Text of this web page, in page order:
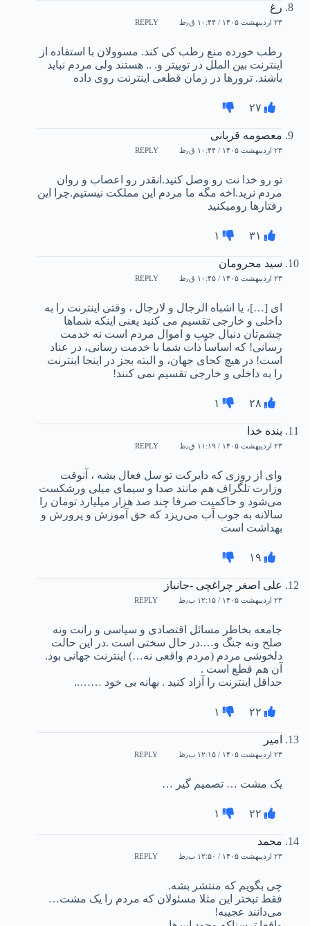
رغ
۲۳ اردیبهشت ۱۴۰۵ / ۱۰:۴۴ ق٫ظ REPLY
رطب خورده منع رطب کی کند. مسوولان با استفاده از
اینترنت بین الملل در توییتر و. .. هستند ولی مردم نباید
باشند. ترورها در زمان قطعی اینترنت روی داده
۲۷
معصومه قربانی
۲۳ اردیبهشت ۱۴۰۵ / ۱۰:۴۴ ق٫ظ REPLY
تو رو خدا نت رو وصل کنید.انقدر رو اعصاب و روان
مردم نرید.اخه مگه ما مردم این مملکت نیستیم.چرا این
رفتارها رو‌میکنید
۳۱ ۱
سید محرومان
۲۳ اردیبهشت ۱۴۰۵ / ۱۰:۴۵ ق٫ظ REPLY
ای […]، یا اشباه الرجال و لارجال ، وقتی اینترنت را به
داخلی و خارجی تقسیم می کنید یعنی اینکه شماها
چشم‌تان دنبال جیب و اموال مردم است نه خدمت
رسانی! که اساساً ذات شما با خدمت رسانی، در عناد
است! در هیچ کجای جهان، و البته بجز در اینجا اینترنت
را به داخلی و خارجی تقسیم نمی کنند!
۲۸ ۱
بنده خدا
۲۳ اردیبهشت ۱۴۰۵ / ۱۱:۱۹ ق٫ظ REPLY
وای از روزی که دایرکت تو سل فعال بشه ، آنوقت
وزارت تلگراف هم مانند صدا و سیمای میلی ورشکست
می‌شود و حاکمیت صرفا چند صد هزار میلیارد تومان را
سالانه به جوب آب می‌ریزد که حق آموزش و پرورش و
بهداشت است
۱۹
علی اصغر چراغچی -جانباز
۲۳ اردیبهشت ۱۴۰۵ / ۱۲:۱۵ ب٫ظ REPLY
جامعه بخاطر مسائل اقتصادی و سیاسی و رانت ونه
صلح ونه جنگ و….در حال سختی است .در این حالت
دلخوشی مردم (مردم واقعی نه…) اینترنت جهانی بود.
آن هم قطع است .
حداقل اینترنت را آزاد کنید . بهانه بی خود ……..
۲۲ ۱
امیر
۲۳ اردیبهشت ۱۴۰۵ / ۱۲:۱۵ ب٫ظ REPLY
یک مشت … تصمیم گیر …
۲۲ ۱
محمد
۲۳ اردیبهشت ۱۴۰۵ / ۱۲:۵۰ ب٫ظ REPLY
چی بگویم که منتشر بشه.
فقط تبختر این مثلا مسئولان که مردم را یک مشت…
می‌دانند عجیبه!